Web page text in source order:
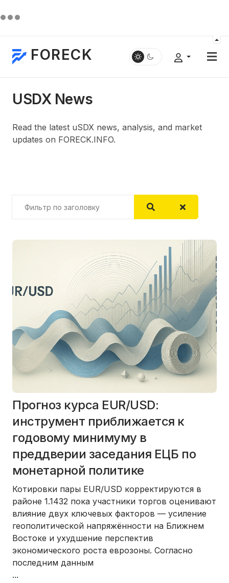
FORECK
USDX News
Read the latest uSDX news, analysis, and market
updates on FORECK.INFO.
Прогноз курса EUR/USD:
инструмент приближается к
годовому минимуму в
преддверии заседания ЕЦБ по
монетарной политике
Котировки пары EUR/USD корректируются в
районе 1.1432 пока участники торгов оценивают
влияние двух ключевых факторов — усиление
геополитической напряжённости на Ближнем
Востоке и ухудшение перспектив
экономического роста еврозоны. Согласно
последним данным
...